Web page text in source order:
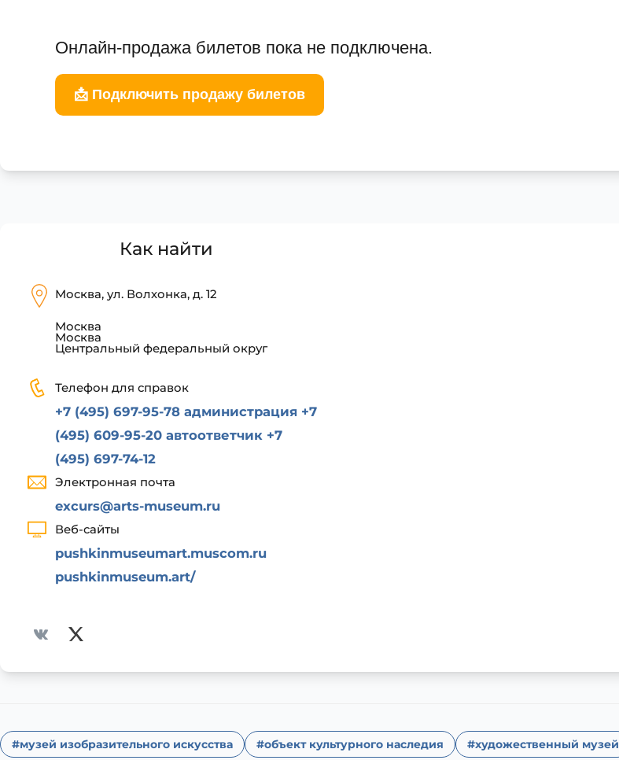
Онлайн-продажа билетов пока не подключена.
📩 Подключить продажу билетов
Как найти
Москва, ул. Волхонка, д. 12
Москва
Москва
Центральный федеральный округ
Телефон для справок
+7 (495) 697-95-78 администрация +7
(495) 609-95-20 автоответчик +7
(495) 697-74-12
Электронная почта
excurs@arts-museum.ru
Веб-сайты
pushkinmuseumart.muscom.ru
pushkinmuseum.art/
#музей изобразительного искусства #объект культурного наследия #художественный музей